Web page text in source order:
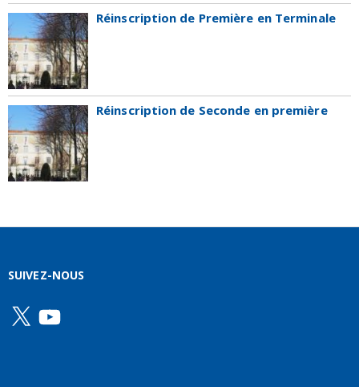
Réinscription de Première en Terminale
Réinscription de Seconde en première
SUIVEZ-NOUS
X YouTube